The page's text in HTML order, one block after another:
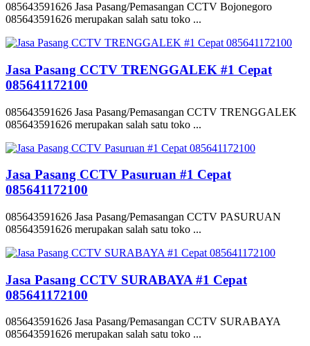
085643591626 Jasa Pasang/Pemasangan CCTV Bojonegoro
085643591626 merupakan salah satu toko ...
Jasa Pasang CCTV TRENGGALEK #1 Cepat
085641172100
085643591626 Jasa Pasang/Pemasangan CCTV TRENGGALEK
085643591626 merupakan salah satu toko ...
Jasa Pasang CCTV Pasuruan #1 Cepat
085641172100
085643591626 Jasa Pasang/Pemasangan CCTV PASURUAN
085643591626 merupakan salah satu toko ...
Jasa Pasang CCTV SURABAYA #1 Cepat
085641172100
085643591626 Jasa Pasang/Pemasangan CCTV SURABAYA
085643591626 merupakan salah satu toko ...